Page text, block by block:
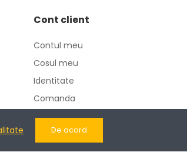
Cont client
Contul meu
Cosul meu
Identitate
Comanda
Adrese
De acord